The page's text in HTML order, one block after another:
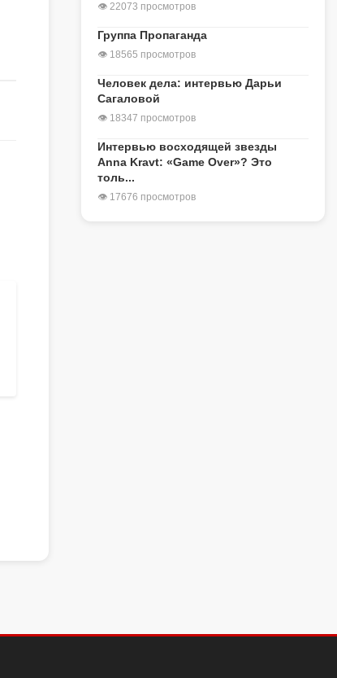
👁 22073 просмотров
Группа Пропаганда
👁 18565 просмотров
Человек дела: интервью Дарьи
Сагаловой
👁 18347 просмотров
Интервью восходящей звезды
Anna Kravt: «Game Over»? Это
толь...
👁 17676 просмотров